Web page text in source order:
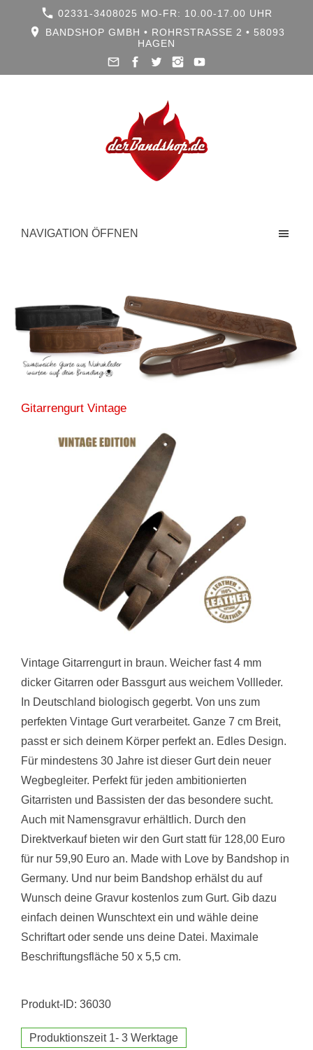
02331-3408025 MO-FR: 10.00-17.00 UHR
BANDSHOP GMBH • ROHRSTRASSE 2 • 58093 H
AGEN
NAVIGATION ÖFFNEN
Gitarrengurt Vintage
Vintage Gitarrengurt in braun. Weicher fast 4 mm
dicker Gitarren oder Bassgurt aus weichem Vollleder.
In Deutschland biologisch gegerbt. Von uns zum
perfekten Vintage Gurt verarbeitet. Ganze 7 cm Breit,
passt er sich deinem Körper perfekt an. Edles Design.
Für mindestens 30 Jahre ist dieser Gurt dein neuer
Wegbegleiter. Perfekt für jeden ambitionierten
Gitarristen und Bassisten der das besondere sucht.
Auch mit Namensgravur erhältlich. Durch den
Direktverkauf bieten wir den Gurt statt für 128,00 Euro
für nur 59,90 Euro an. Made with Love by Bandshop in
Germany. Und nur beim Bandshop erhälst du auf
Wunsch deine Gravur kostenlos zum Gurt. Gib dazu
einfach deinen Wunschtext ein und wähle deine
Schriftart oder sende uns deine Datei. Maximale
Beschriftungsfläche 50 x 5,5 cm.
Produkt-ID: 36030
Produktionszeit 1- 3 Werktage